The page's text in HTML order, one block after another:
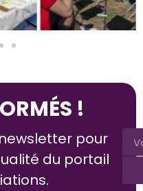
!
pour
du portail